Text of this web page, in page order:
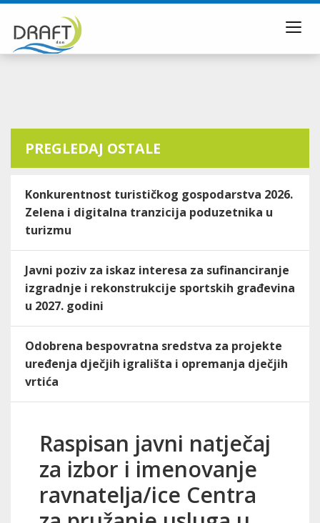
PREGLEDAJ OSTALE
Konkurentnost turističkog gospodarstva 2026.
Zelena i digitalna tranzicija poduzetnika u
turizmu
Javni poziv za iskaz interesa za sufinanciranje
izgradnje i rekonstrukcije sportskih građevina
u 2027. godini
Odobrena bespovratna sredstva za projekte
uređenja dječjih igrališta i opremanja dječjih
vrtića
Raspisan javni natječaj
za izbor i imenovanje
ravnatelja/ice Centra